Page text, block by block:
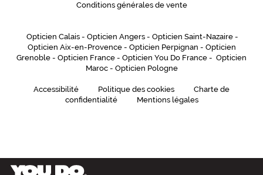
Conditions générales de vente
Opticien Calais - Opticien Angers - Opticien Saint-Nazaire -
Opticien Aix-en-Provence- Opticien Perpignan - Opticien
Grenoble - Opticien France - Opticien You Do France - Opticien
Maroc- Opticien Pologne
Accessibilité Politique des cookies
Charte de
confidentialité
Mentions légales